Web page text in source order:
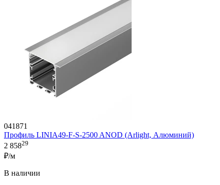
041871
Профиль LINIA49-F-S-2500 ANOD (Arlight, Алюминий)
2 85829
₽/м
В наличии